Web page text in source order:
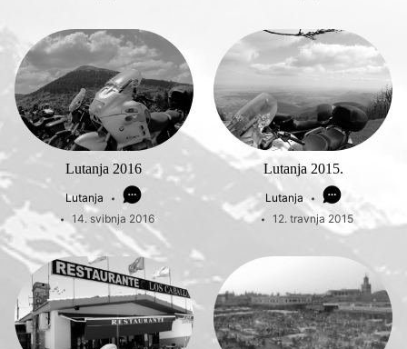
Lutanja 2016
Lutanja
14. svibnja 2016
Lutanja 2015.
Lutanja
12. travnja 2015